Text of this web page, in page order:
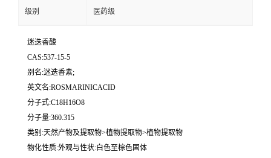
级别 医药级
迷迭香酸
CAS:537-15-5
别名:迷迭香素;
英文名:ROSMARINICACID
分子式:C18H16O8
分子量:360.315
类别:天然产物及提取物>植物提取物>植物提取物
物化性质:外观与性状:白色至棕色固体